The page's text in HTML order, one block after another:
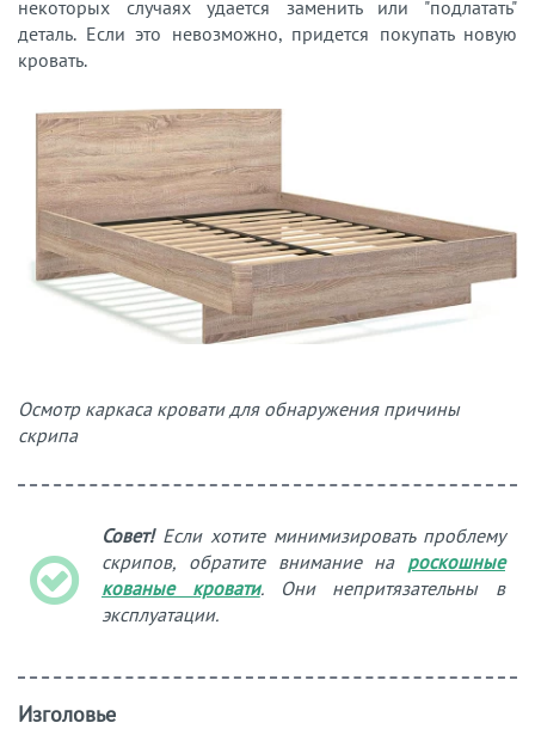
некоторых случаях удается заменить или "подлатать"
деталь. Если это невозможно, придется покупать новую
кровать.
Осмотр каркаса кровати для обнаружения причины
скрипа
Совет!Если хотите минимизировать проблему
скрипов, обратите внимание на роскошные
кованые кровати. Они непритязательны в
эксплуатации.
Изголовье